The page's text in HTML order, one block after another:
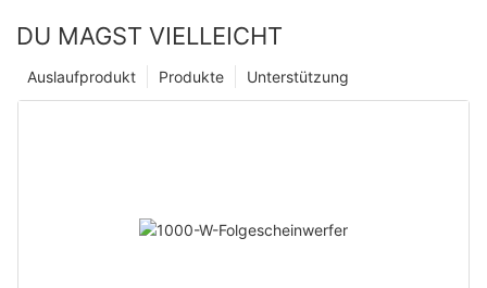
DU MAGST VIELLEICHT
Unterstützung
Produkte
Auslaufprodukt